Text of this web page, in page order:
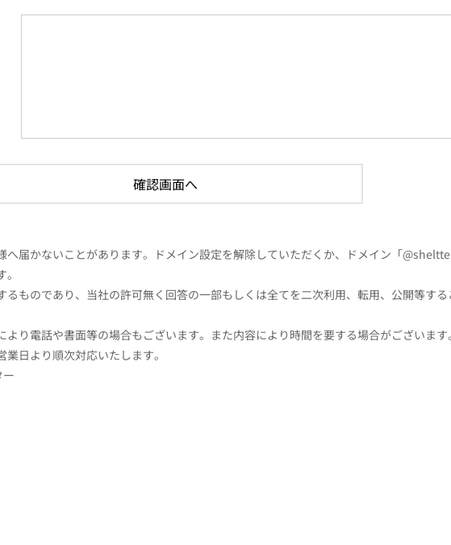
へ届かないことがあります。ドメイン設定を解除していただくか、ドメイン「
ものであり、当社の許可無く回答の一部もしくは全てを二次利用、転用、公開等す
り電話や書面等の場合もございます。また内容により時間を要する場合がございます。
日より順次対応いたします。
ー